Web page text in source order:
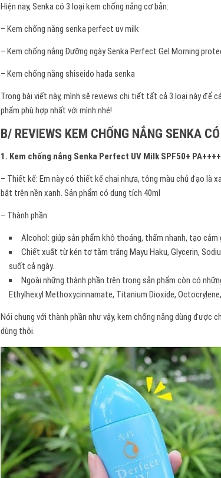
Hiện nay, Senka có 3 loại kem chống nắng cơ bản:
– Kem chống nắng senka perfect uv milk
– Kem chống nắng Dưỡng ngày Senka Perfect Gel Morning
– Kem chống nắng shiseido hada senka
Trong bài viết này, mình sẽ reviews chi tiết tất cả 3 loại này để
phẩm phù hợp nhất với mình nhé!
B/ REVIEWS KEM CHỐNG NẮNG SENKA
1. Kem chống nắng Senka Perfect UV Milk SPF50+ PA++++
– Thiết kế: Em này có thiết kế chai nhựa, tông màu chủ đạo là
bật trên nền xanh. Sản phẩm có dung tích 40ml
– Thành phần:
Alcohol: giúp sản phẩm khô thoáng, thấm nhanh, tạo
Chiết xuất từ kén tơ tằm trắng Mayu Haku, Glycerin,
suốt cả ngày.
Ngoài những thành phần trên trong sản phẩm còn có
Ethylhexyl Methoxycinnamate, Titanium Dioxide,
Nói chung với thành phần như vậy, kem chống nắng dùng được
dùng thôi.